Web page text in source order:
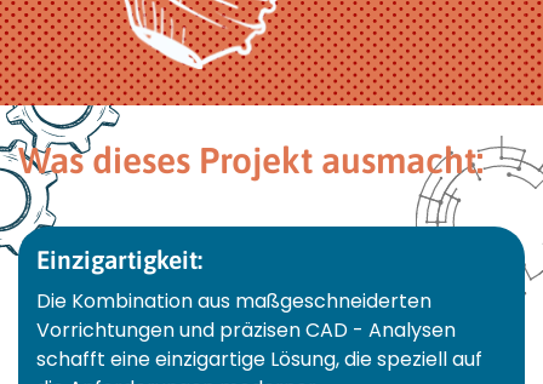
Was dieses Projekt ausmacht:
Einzigartigkeit:
Die Kombination aus maßgeschneiderten
Vorrichtungen und präzisen CAD - Analysen
schafft eine einzigartige Lösung, die speziell auf